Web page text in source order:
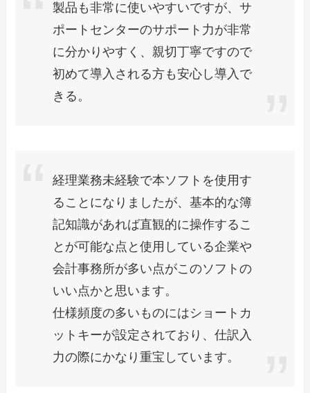
製品も非常に使いやすいですが、サ
ポートセンターのサポート力が非常
に分かりやすく、親切丁寧ですので
初めて導入される方も安心し導入で
きる。
経理業務未経験で本ソフトを使用す
ることになりましたが、基本的な簿
記知識があれば直観的に操作するこ
とが可能な点と使用している企業や
会計事務所が多い点がこのソフトの
いい点かと思います。
仕様頻度の多いものにはショートカ
ットキーが設定されており、仕訳入
力の際にかなり重宝しています。